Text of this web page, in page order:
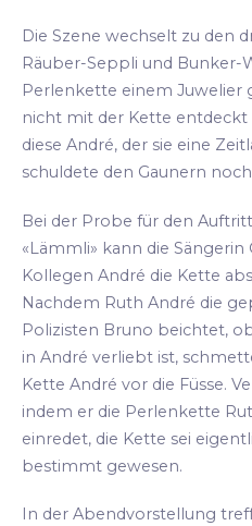
Die Szene wechselt zu den
Räuber-Seppli und Bunker-
Perlenkette einem Juwelier
nicht mit der Kette
diese André, der sie eine
schuldete den Gaunern
Bei der Probe für den
«Lämmli» kann die
Kollegen André die Kette
Nachdem Ruth André die
Polizisten Bruno beichtet,
in André verliebt ist,
Kette André vor die Füsse.
indem er die Perlenkette
einredet, die Kette sei
bestimmt gewesen.
In der Abendvorstellung